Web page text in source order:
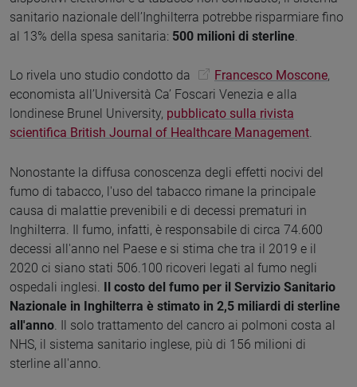
sanitario nazionale dell’Inghilterra potrebbe risparmiare fino
al 13% della spesa sanitaria: 500 milioni di sterline
Lo rivela uno studio condotto da Francesco Moscone,
economista all’Università Ca’ Foscari Venezia e alla
londinese Brunel University, pubblicato sulla rivista
scientifica British Journal of Healthcare Management.
Nonostante la diffusa conoscenza degli effetti nocivi del
fumo di tabacco, l'uso del tabacco rimane la principale
causa di malattie prevenibili e di decessi prematuri in
Inghilterra. Il fumo, infatti, è responsabile di circa 74.600
decessi all'anno nel Paese e si stima che tra il 2019 e il
2020 ci siano stati 506.100 ricoveri legati al fumo negli
ospedali inglesi. Il costo del fumo per il Servizio Sanitario
Nazionale in Inghilterra è stimato in 2,5 miliardi di sterline
all'anno . Il solo trattamento del cancro ai polmoni costa al
NHS, il sistema sanitario inglese, più di 156 milioni di
sterline all'anno.